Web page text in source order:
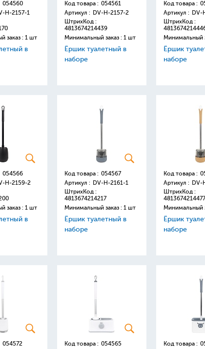
054560
H-2157-1
заказ : 1 шт
в
Код товара : 054561
Артикул : DV-H-2157-2
ШтрихКод :
4813674214439
Минимальный заказ : 1 шт
Ёршик туалетный в
наборе
Код товара :
Артикул : DV-
ШтрихКод :
Минимальный
Ёршик
наборе
054566
H-2159-2
заказ : 1 шт
в
Код товара : 054567
Артикул : DV-H-2161-1
ШтрихКод :
4813674214217
Минимальный заказ : 1 шт
Ёршик туалетный в
наборе
Код товара :
Артикул : DV-
ШтрихКод :
4813674214477
Минимальный
Ёршик
наборе
054572
Код товара : 054565
Код товара :